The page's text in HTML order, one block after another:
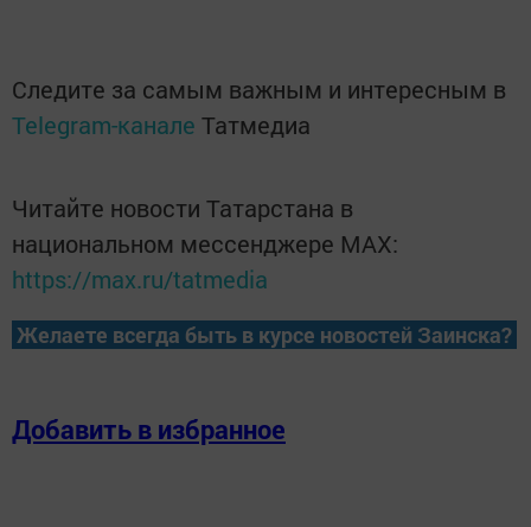
Следите за самым важным и интересным в
Telegram-канале Татмедиа
Читайте новости Татарстана в
национальном мессенджере MАХ:
https://max.ru/tatmedia
Желаете всегда быть в курсе новостей Заинска?
Добавить в избранное